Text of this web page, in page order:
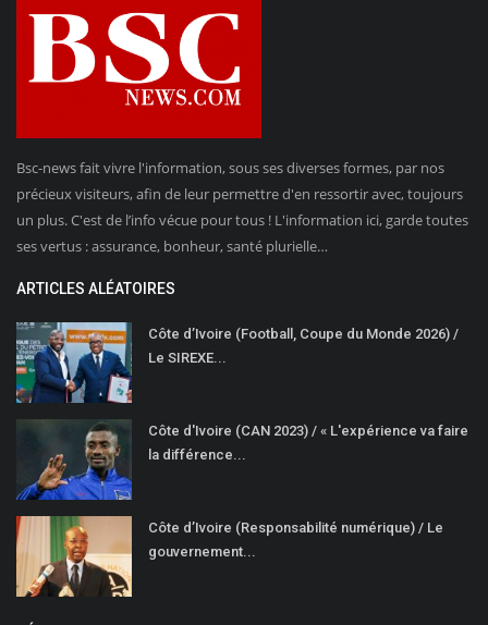
Bsc-news fait vivre l'information, sous ses diverses formes, par nos
précieux visiteurs, afin de leur permettre d'en ressortir avec, toujours
un plus. C'est de l’info vécue pour tous ! L'information ici, garde toutes
ses vertus : assurance, bonheur, santé plurielle…
ARTICLES ALÉATOIRES
Côte d’Ivoire (Football, Coupe du Monde 2026) /
Le SIREXE...
Côte d'Ivoire (CAN 2023) / « L'expérience va faire
la différence...
Côte d’Ivoire (Responsabilité numérique) / Le
gouvernement...